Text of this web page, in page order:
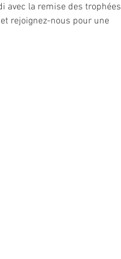
avec la remise des trophées
rejoignez-nous pour une